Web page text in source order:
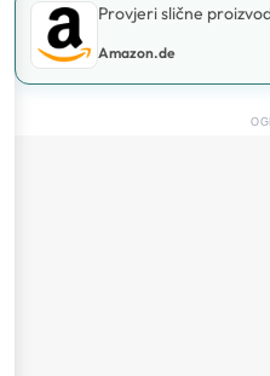
Provjeri slične
Amazon.de